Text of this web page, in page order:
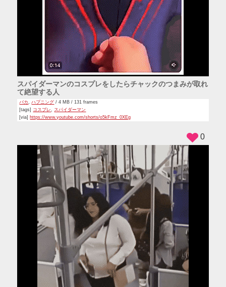
スパイダーマンのコスプレをしたらチャックのつまみが取れ
て絶望する人
バカ,ハプニング / 4 MB / 131 frames
[tags] コスプレ, スパイダーマン
[via] https://www.youtube.com/shorts/o5kFmz_0XEg
0